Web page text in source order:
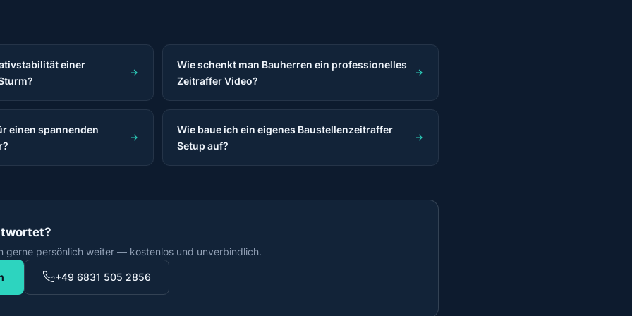
einer
Wie schenkt man Bauherren ein professionelles
Zeitraffer Video?
einen spannenden
Wie baue ich ein eigenes Baustellenzeitraffer
Setup auf?
gerne persönlich weiter — kostenlos und unverbindlich.
+49 6831 505 2856